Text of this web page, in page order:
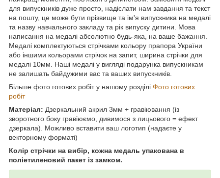
для випускників дуже просто, надіслати нам завдання та текст
на пошту, це може бути прізвище та ім'я випускника на медалі
та назву навчального закладу та рік випуску дитини. Мова
написання на медалі абсолютно будь-яка, на ваше бажання.
Медалі комплектуються стрічками кольору прапора України
або іншими кольорами стрічок на запит, ширина стрічки для
медалі 10мм. Наші медалі у вигляді подарунка випускникам
не залишать байдужими вас та ваших випускників.
Більше фото готових робіт у нашому розділі Фото готових
робіт
Матеріал: Дзеркальний акрил 3мм + гравіювання (із
зворотного боку гравіюємо, дивимося з лицьового = ефект
дзеркала). Можливо вставити ваш логотип (надаєте у
векторному форматі)
Колір стрічки на вибір, кожна медаль упакована в
поліетиленовий пакет із замком.